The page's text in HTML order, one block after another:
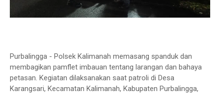
Purbalingga - Polsek Kalimanah memasang spanduk dan
membagikan pamflet imbauan tentang larangan dan bahaya
petasan. Kegiatan dilaksanakan saat patroli di Desa
Karangsari, Kecamatan Kalimanah, Kabupaten Purbalingga,